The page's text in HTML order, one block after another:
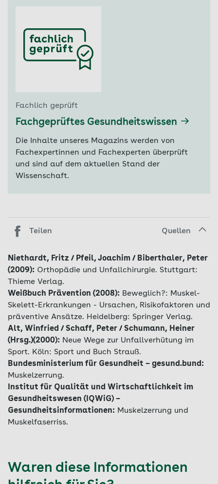
Fachlich geprüft
Fachgeprüftes Gesundheitswissen
Die Inhalte unseres Magazins werden von
Fachexpertinnen und Fachexperten überprüft
und sind auf dem aktuellen Stand der
Wissenschaft.
Teilen Quellen
Niethardt, Fritz / Pfeil, Joachim / Biberthaler, Peter
(2009): Orthopädie und Unfallchirurgie. Stuttgart:
Thieme Verlag.
Weißbuch Prävention (2008): Beweglich?: Muskel-
Skelett-Erkrankungen - Ursachen, Risikofaktoren und
präventive Ansätze. Heidelberg: Springer Verlag.
Alt, Winfried / Schaff, Peter / Schumann, Heiner
(Hrsg.)(2000): Neue Wege zur Unfallverhütung im
Sport. Köln: Sport und Buch Strauß.
Bundesministerium für Gesundheit – gesund.bund:
Muskelzerrung.
Institut für Qualität und Wirtschaftlichkeit im
Gesundheitswesen (IQWiG) –
Gesundheitsinformationen: Muskelzerrung und
Muskelfaserriss.
Waren diese Informationen